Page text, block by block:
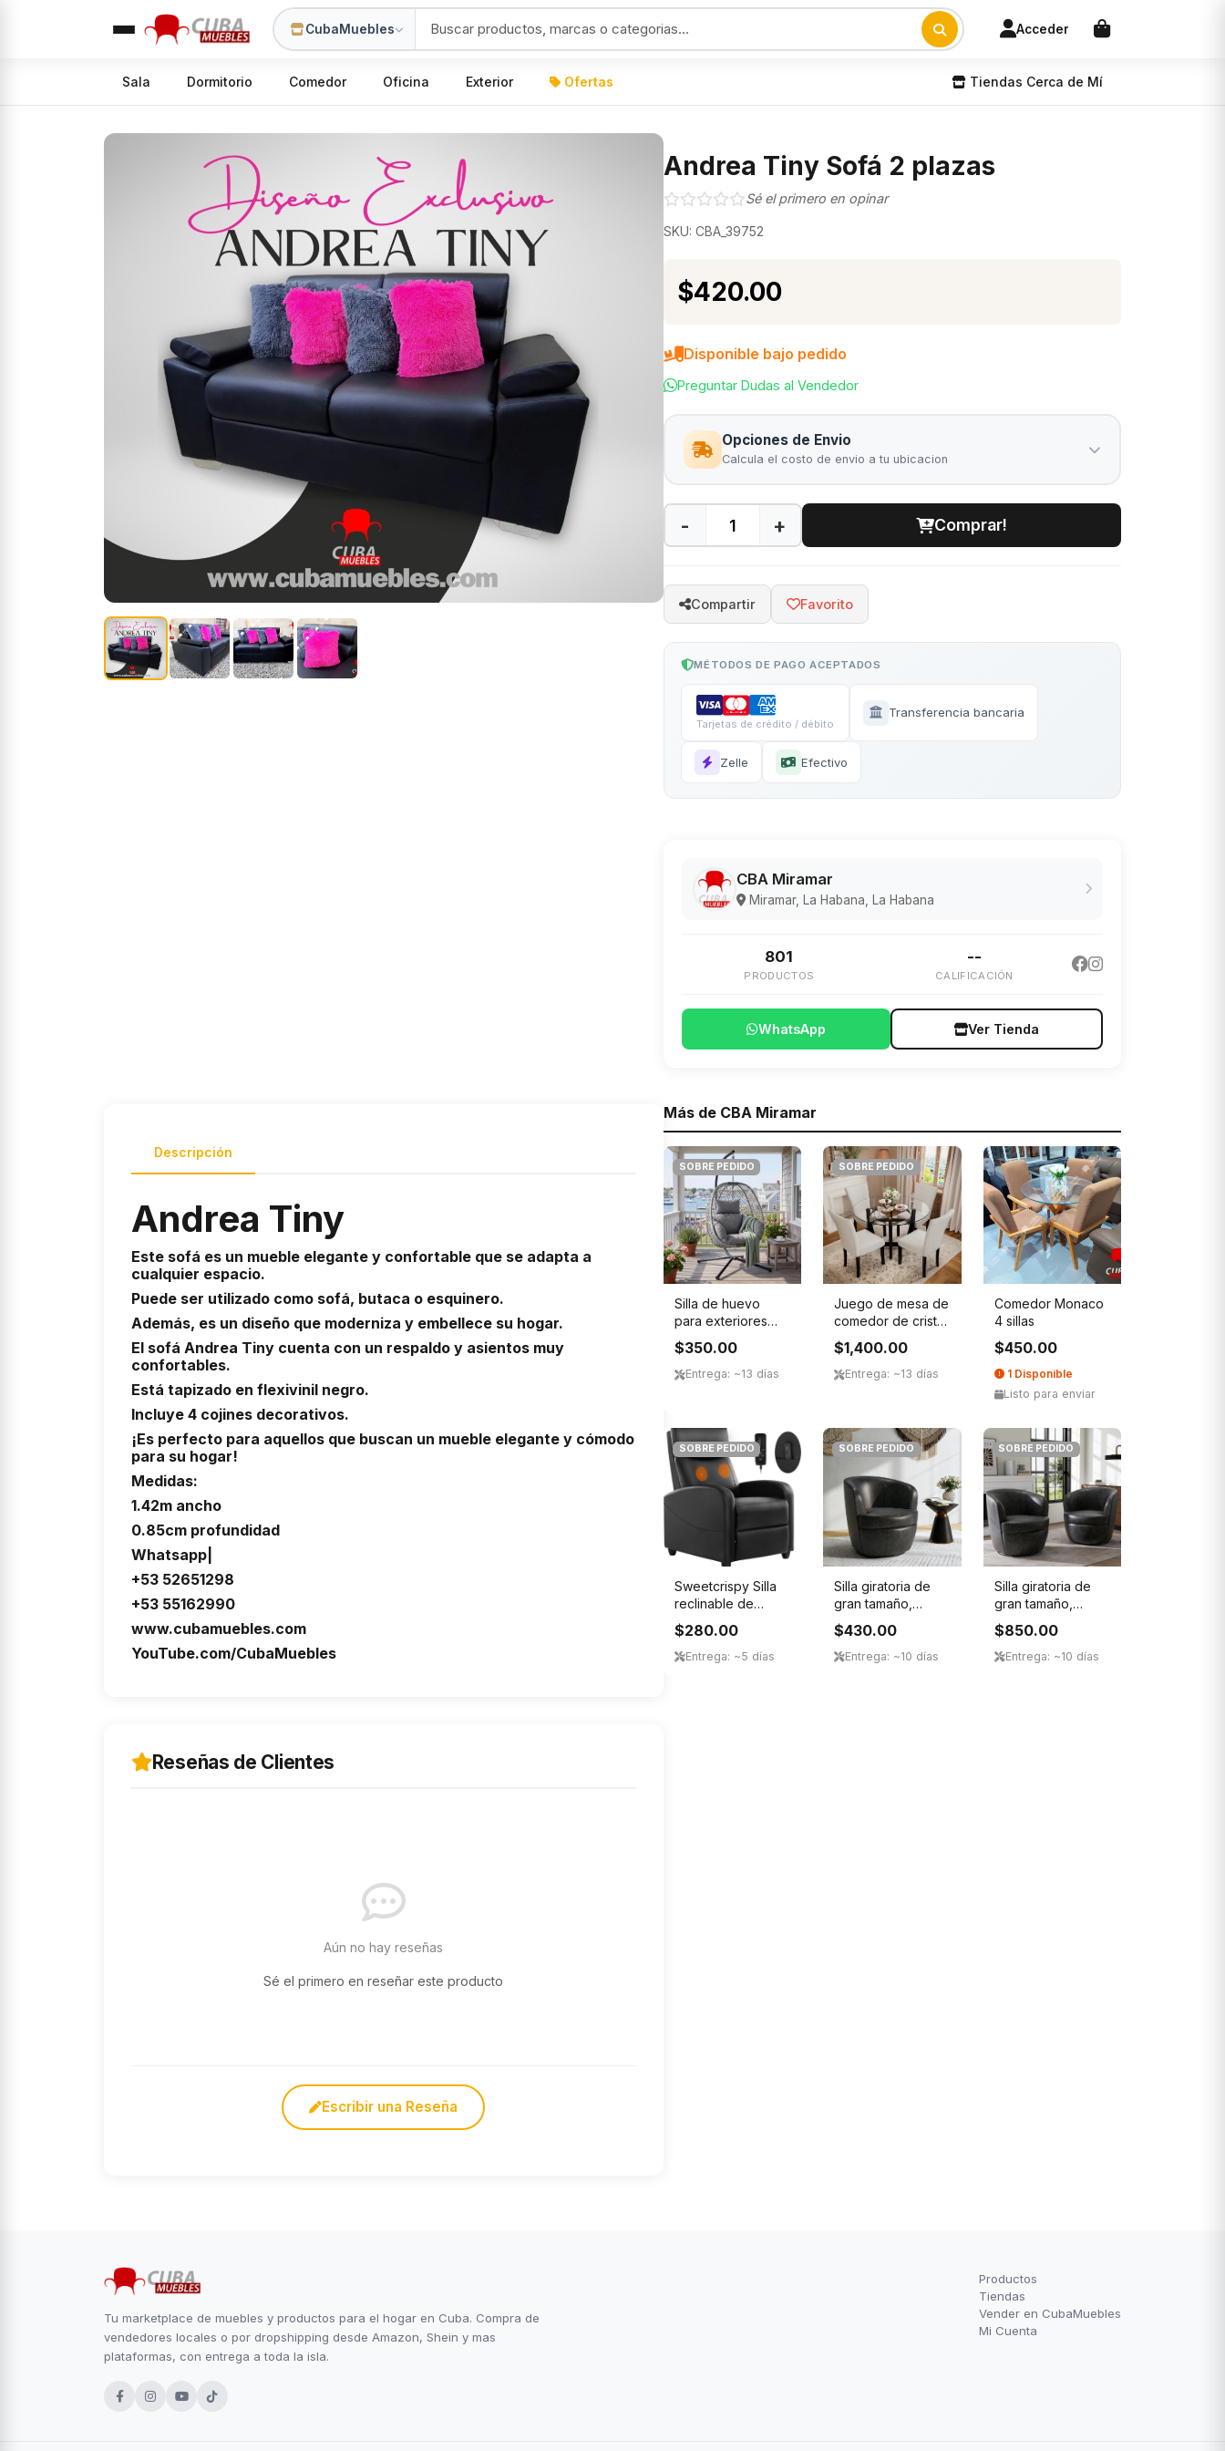
CubaMuebles Acceder
Sala Dormitorio Comedor Oficina Exterior Ofertas Tiendas Cerca de Mí
Andrea Tiny Sofá 2 plazas
Sé el primero en opinar
SKU: CBA_39752
$420.00
Disponible bajo pedido
Preguntar Dudas al Vendedor
Opciones de Envio
Calcula el costo de envio a tu ubicacion
- + Comprar!
Compartir Favorito
MÉTODOS DE PAGO ACEPTADOS
Tarjetas de crédito / débito
Transferencia bancaria
Zelle Efectivo
CBA Miramar
Miramar, La Habana, La Habana
801
PRODUCTOS
--
CALIFICACIÓN
WhatsApp Ver Tienda
Descripción
Andrea Tiny
Este sofá es un mueble elegante y confortable que se adapta a
cualquier espacio.
Puede ser utilizado como sofá, butaca o esquinero.
Además, es un diseño que moderniza y embellece su hogar.
El sofá Andrea Tiny cuenta con un respaldo y asientos muy
confortables.
Está tapizado en flexivinil negro.
Incluye 4 cojines decorativos.
¡Es perfecto para aquellos que buscan un mueble elegante y cómodo
para su hogar!
Medidas:
1.42m ancho
0.85cm profundidad
Whatsapp|
+53 52651298
+53 55162990
www.cubamuebles.com
YouTube.com/CubaMuebles
Reseñas de Clientes
Aún no hay reseñas
Sé el primero en reseñar este producto
Escribir una Reseña
Más de CBA Miramar
SOBRE PEDIDO
Silla de huevo
para exteriores
con soporte, sil...
$350.00
Entrega: ~13 días
SOBRE PEDIDO
Juego de mesa de
comedor de cristal
para 4, mes...
$1,400.00
Entrega: ~13 días
Comedor Monaco
4 sillas
$450.00
1 Disponible
Listo para enviar
SOBRE PEDIDO
Sweetcrispy Silla
reclinable de
masaje para adu...
$280.00
Entrega: ~5 días
SOBRE PEDIDO
Silla giratoria de
gran tamaño,
cómodo sillón d...
$430.00
Entrega: ~10 días
SOBRE PEDIDO
Silla giratoria de
gran tamaño,
cómodo sillón d...
$850.00
Entrega: ~10 días
Tu marketplace de muebles y productos para el hogar en Cuba. Compra de
vendedores locales o por dropshipping desde Amazon, Shein y mas
plataformas, con entrega a toda la isla.
Productos
Tiendas
Vender en CubaMuebles
Mi Cuenta